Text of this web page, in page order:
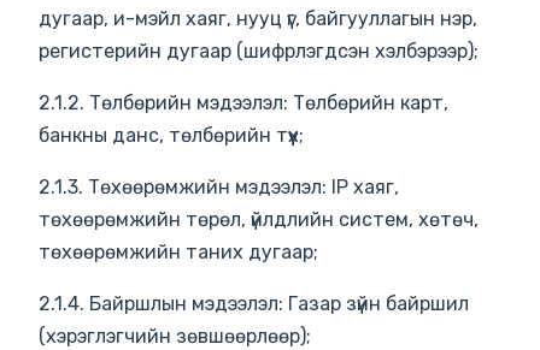
дугаар, и-мэйл хаяг, нууц үг, байгууллагын нэр,
регистерийн дугаар (шифрлэгдсэн хэлбэрээр);
2.1.2. Төлбөрийн мэдээлэл: Төлбөрийн карт,
банкны данс, төлбөрийн түүх;
2.1.3. Төхөөрөмжийн мэдээлэл: IP хаяг,
төхөөрөмжийн төрөл, үйлдлийн систем, хөтөч,
төхөөрөмжийн таних дугаар;
2.1.4. Байршлын мэдээлэл: Газар зүйн байршил
(хэрэглэгчийн зөвшөөрлөөр);